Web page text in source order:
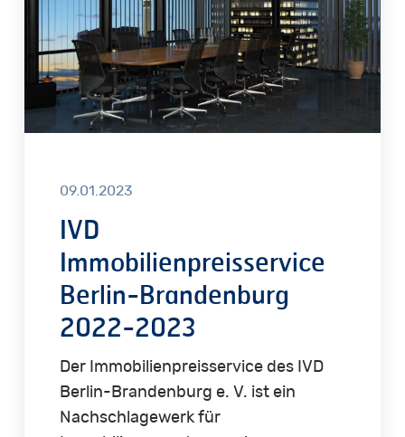
2023
09.01.2023
IVD
Immobilienpreisservice
Berlin-Brandenburg
2022-2023
Der Immobilienpreisservice des IVD
Berlin-Brandenburg e. V. ist ein
Nachschlagewerk für